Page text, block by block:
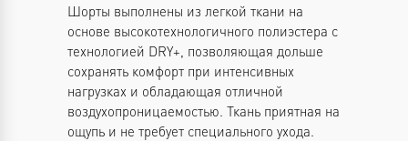
Шорты выполнены из легкой ткани на
основе высокотехнологичного полиэстера с
технологией DRY+, позволяющая дольше
сохранять комфорт при интенсивных
нагрузках и обладающая отличной
воздухопроницаемостью. Ткань приятная на
ощупь и не требует специального ухода.